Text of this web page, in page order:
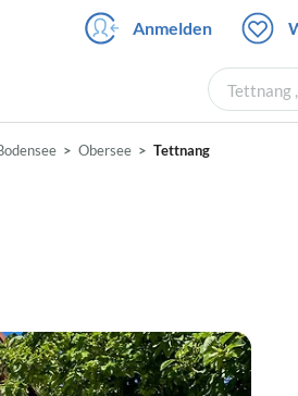
Anmelden
Tettnang
Obersee Tettnang